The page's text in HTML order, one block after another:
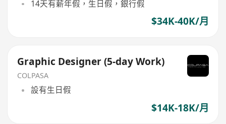
14天有薪年假，生日假，銀行假
$34K-40K/月
Graphic Designer (5-day Work)
COLPASA
設有生日假
$14K-18K/月